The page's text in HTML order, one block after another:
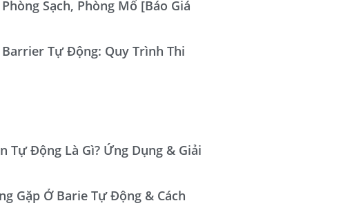
Sạch, Phòng Mổ [Báo Giá
Tự Động: Quy Trình Thi
Tự Động Là Gì? Ứng Dụng & Giải
Gặp Ở Barie Tự Động & Cách